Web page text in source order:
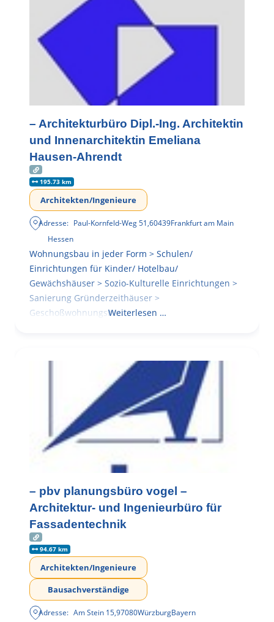
– Architekturbüro Dipl.-Ing. Architektin
und Innenarchitektin Emeliana
Hausen-Ahrendt
195.73 km
Architekten/Ingenieure
Adresse: Paul-Kornfeld-Weg 51,60439Frankfurt am Main
Hessen
Wohnungsbau in jeder Form > Schulen/
Einrichtungen für Kinder/ Hotelbau/
Gewächshäuser > Sozio-Kulturelle Einrichtungen >
Sanierung Gründerzeithäuser >
GeschoßwohnungsbauWeiterlesen …
– pbv planungsbüro vogel –
Architektur- und Ingenieurbüro für
Fassadentechnik
94.67 km
Architekten/Ingenieure
Bausachverständige
Adresse: Am Stein 15,97080WürzburgBayern